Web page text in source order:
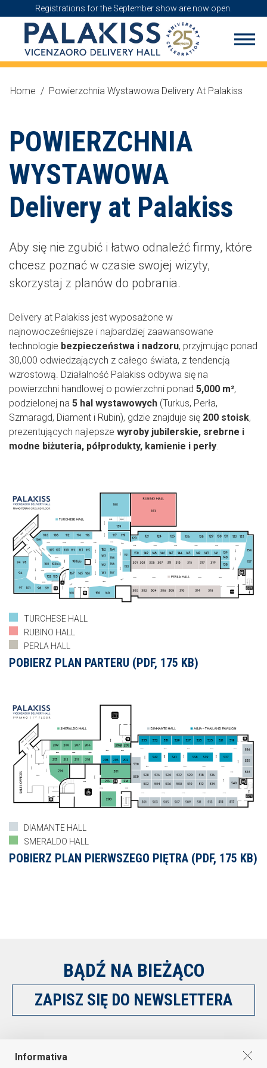
Registrations for the September show are now open.
Home / Powierzchnia Wystawowa Delivery At Palakiss
POWIERZCHNIA
WYSTAWOWA
Delivery at Palakiss
Aby się nie zgubić i łatwo odnaleźć firmy, które
chcesz poznać w czasie swojej wizyty,
skorzystaj z planów do pobrania.
Delivery at Palakiss jest wyposażone w
najnowocześniejsze i najbardziej zaawansowane
technologie bezpieczeństwa i nadzoru, przyjmując ponad
30,000 odwiedzających z całego świata, z tendencją
wzrostową. Działalność Palakiss odbywa się na
powierzchni handlowej o powierzchni ponad 5,000 m²,
podzielonej na 5 hal wystawowych (Turkus, Perła,
Szmaragd, Diament i Rubin), gdzie znajduje się 200 stoisk,
prezentujących najlepsze wyroby jubilerskie, srebrne i
modne biżuteria, półprodukty, kamienie i perły.
TURCHESE HALL
RUBINO HALL
PERLA HALL
POBIERZ PLAN PARTERU (PDF, 175 KB)
DIAMANTE HALL
SMERALDO HALL
POBIERZ PLAN PIERWSZEGO PIĘTRA (PDF, 175 KB)
BĄDŹ NA BIEŻĄCO
ZAPISZ SIĘ DO NEWSLETTERA
Informativa